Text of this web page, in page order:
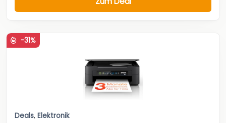
-31%
Deals, Elektronik